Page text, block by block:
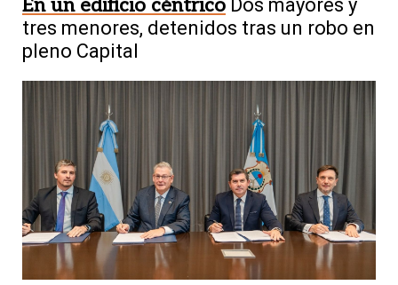
En un edificio céntrico Dos mayores y
tres menores, detenidos tras un robo en
pleno Capital